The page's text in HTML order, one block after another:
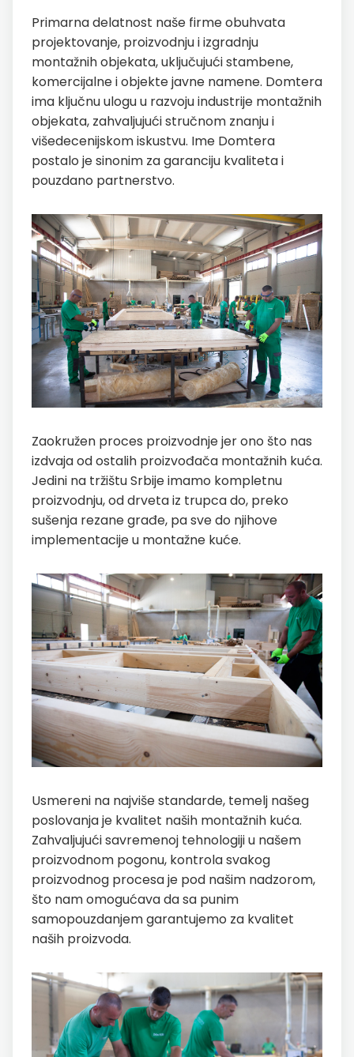
Primarna delatnost naše firme obuhvata
projektovanje, proizvodnju i izgradnju
montažnih objekata, uključujući stambene,
komercijalne i objekte javne namene. Domtera
ima ključnu ulogu u razvoju industrije montažnih
objekata, zahvaljujući stručnom znanju i
višedecenijskom iskustvu. Ime Domtera
postalo je sinonim za garanciju kvaliteta i
pouzdano partnerstvo.
Zaokružen proces proizvodnje jer ono što nas
izdvaja od ostalih proizvođača montažnih kuća.
Jedini na tržištu Srbije imamo kompletnu
proizvodnju, od drveta iz trupca do, preko
sušenja rezane građe, pa sve do njihove
implementacije u montažne kuće.
Usmereni na najviše standarde, temelj našeg
poslovanja je kvalitet naših montažnih kuća.
Zahvaljujući savremenoj tehnologiji u našem
proizvodnom pogonu, kontrola svakog
proizvodnog procesa je pod našim nadzorom,
što nam omogućava da sa punim
samopouzdanjem garantujemo za kvalitet
naših proizvoda.